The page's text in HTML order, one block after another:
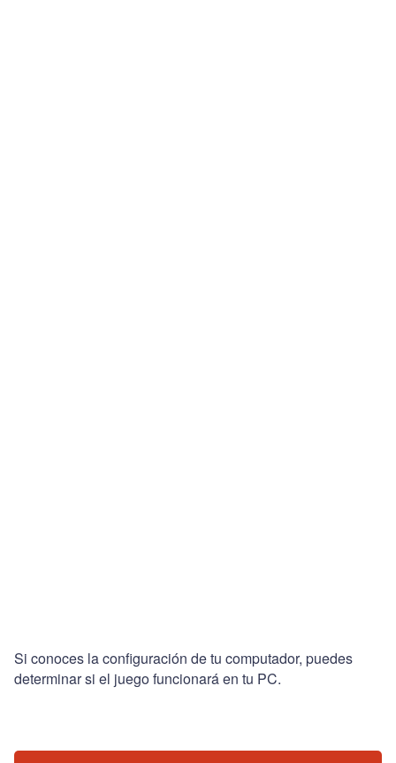
Si conoces la configuración de tu computador, puedes
determinar si el juego funcionará en tu PC.